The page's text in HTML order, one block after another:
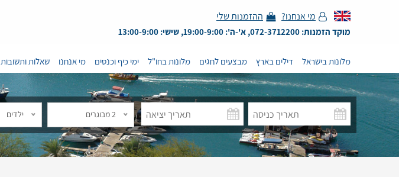
מי אנחנו? ההזמנות שלי
מוקד הזמנות: 072-3712200, א'-ה': 19:00-9:00, שישי: 13:00-9:00
מלונות בישראל דילים בארץ מבצעים לחגים מלונות בחו"ל ימי כיף וכנסים מי אנחנו שאלות ותשובות
2 מבוגרים ילדים